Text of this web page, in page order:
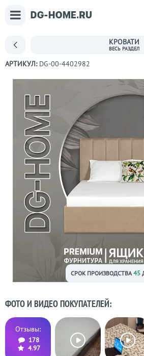
КРОВАТИ
АРТИКУЛ: DG-00-4402982
СРОК ПРОИЗВОДСТВА45
ФОТО И ВИДЕО ПОКУПАТЕЛЕЙ:
Отзывы:
178
4.97